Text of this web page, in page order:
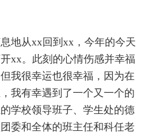
从xx回到xx，今年的今天
xx。此刻的心情伤感并幸福
我很幸运也很幸福，因为在
我有幸遇到了一个又一个的
学校领导班子、学生处的德
委和全体的班主任和科任老